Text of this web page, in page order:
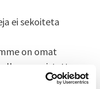
ei sekoiteta
on omat
on omistettu